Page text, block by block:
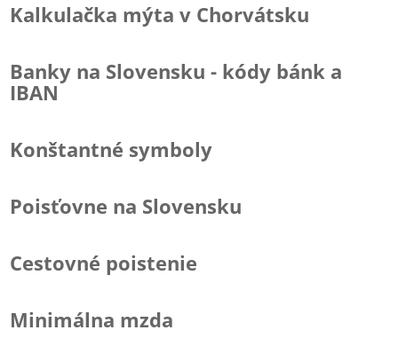
Kalkulačka mýta v Chorvátsku
Banky na Slovensku - kódy bánk a
IBAN
Konštantné symboly
Poisťovne na Slovensku
Cestovné poistenie
Minimálna mzda